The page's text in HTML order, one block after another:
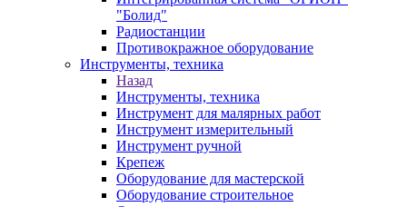
"Болид"
Радиостанции
Противокражное оборудование
Инструменты, техника
Назад
Инструменты, техника
Инструмент для малярных работ
Инструмент измерительный
Инструмент ручной
Крепеж
Оборудование для мастерской
Оборудование строительное